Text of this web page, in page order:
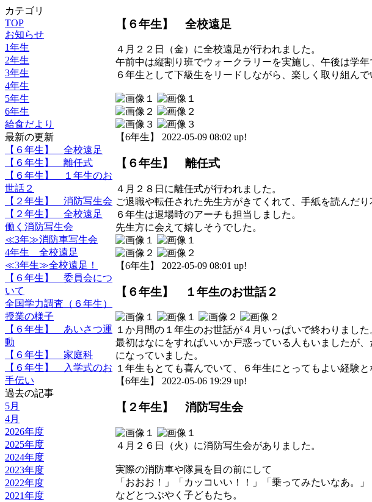
カテゴリ
TOP
お知らせ
1年生
2年生
3年生
4年生
5年生
6年生
給食だより
最新の更新
【６年生】 全校遠足
【６年生】 離任式
【６年生】 １年生のお
世話２
【２年生】 消防写生会
【２年生】 全校遠足
働く消防写生会
≪3年≫消防車写生会
4年生 全校遠足
≪3年生≫全校遠足！
【６年生】 委員会につ
いて
全国学力調査（６年生）
授業の様子
【６年生】 あいさつ運
動
【６年生】 家庭科
【６年生】 入学式のお
手伝い
過去の記事
5月
4月
2026年度
2025年度
2024年度
2023年度
2022年度
2021年度
【６年生】 全校遠足
４月２２日（金）に全校遠足が行われました。
午前中は縦割り班でウォークラリーを実施し、午後は学年
６年生として下級生をリードしながら、楽しく取り組んで
【6年生】 2022-05-09 08:02 up!
【６年生】 離任式
４月２８日に離任式が行われました。
ご退職や転任された先生方がきてくれて、手紙を読んだり
６年生は退場時のアーチも担当しました。
先生方に会えて嬉しそうでした。
【6年生】 2022-05-09 08:01 up!
【６年生】 １年生のお世話２
１か月間の１年生のお世話が４月いっぱいで終わりました
最初はなにをすればいいか戸惑っている人もいましたが
になっていました。
１年生もとても喜んでいて、６年生にとってもよい経験と
【6年生】 2022-05-06 19:29 up!
【２年生】 消防写生会
４月２６日（火）に消防写生会がありました。
実際の消防車や隊員を目の前にして
「おおお！」「カッコいい！！」「乗ってみたいなあ。」
などとつぶやく子どもたち。